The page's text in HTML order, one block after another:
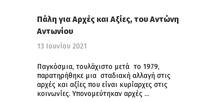
Πάλη για Αρχές και Αξίες, του Αντώνη
Αντωνίου
13 Ιουνίου 2021
Παγκόσμια, τουλάχιστο μετά το 1979,
παρατηρήθηκε μια σταδιακή αλλαγή στις
αρχές και αξίες που είναι κυρίαρχες στις
κοινωνίες. Υπονομεύτηκαν αρχές